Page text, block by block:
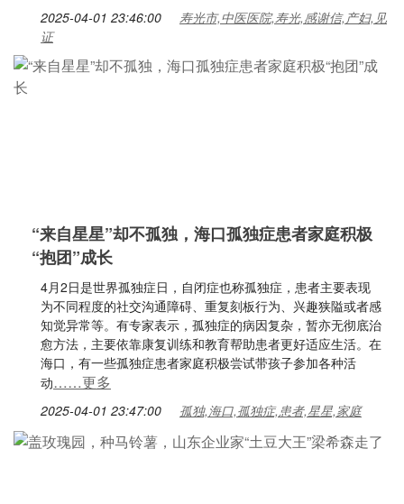
2025-04-01 23:46:00
寿光市,中医医院,寿光,感谢信,产妇,见
证
“来自星星”却不孤独，海口孤独症患者家庭积极
“抱团”成长
4月2日是世界孤独症日，自闭症也称孤独症，患者主要表现
为不同程度的社交沟通障碍、重复刻板行为、兴趣狭隘或者感
知觉异常等。有专家表示，孤独症的病因复杂，暂亦无彻底治
愈方法，主要依靠康复训练和教育帮助患者更好适应生活。在
海口，有一些孤独症患者家庭积极尝试带孩子参加各种活
动……更多
2025-04-01 23:47:00 孤独,海口,孤独症,患者,星星,家庭